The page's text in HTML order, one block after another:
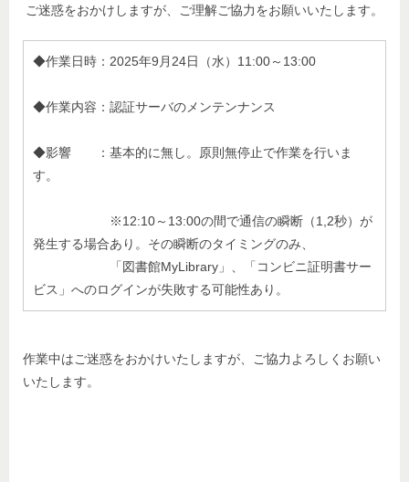
ご迷惑をおかけしますが、ご理解ご協力をお願いいたします。
◆作業日時：2025年9月24日（水）11:00～13:00
◆作業内容：認証サーバのメンテンナンス
◆影響 ：基本的に無し。原則無停止で作業を行いま
す。
※12:10～13:00の間で通信の瞬断（1,2秒）が
発生する場合あり。その瞬断のタイミングのみ、
「図書館MyLibrary」、「コンビニ証明書サー
ビス」へのログインが失敗する可能性あり。
作業中はご迷惑をおかけいたしますが、ご協力よろしくお願い
いたします。